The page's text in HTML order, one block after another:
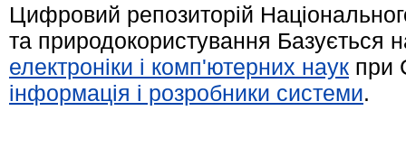
Цифровий репозиторій
та природокористування Базується
електроніки і комп'ютерних наук при
інформація і розробники системи.